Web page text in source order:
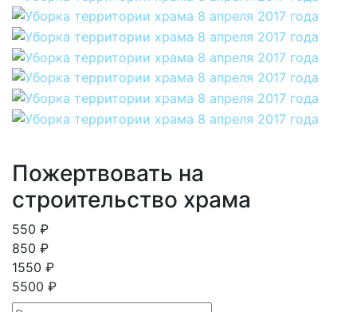
Пожертвовать на
строительство храма
550 ₽
850 ₽
1550 ₽
5500 ₽